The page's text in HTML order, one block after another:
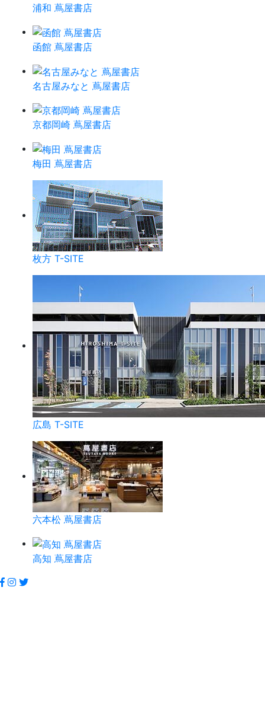
浦和 蔦屋書店
函館 蔦屋書店
名古屋みなと 蔦屋書店
京都岡崎 蔦屋書店
梅田 蔦屋書店
枚方 T-SITE
広島 T-SITE
六本松 蔦屋書店
高知 蔦屋書店